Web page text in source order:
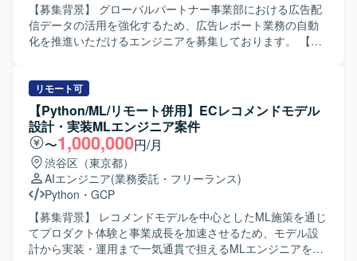
【募集背景】 グローバルパートナー事業部における広告配
信データの活用を強化するため、広告レポート業務の自動
化を推進いただけるエンジニアを募集しております。 【作
す。具体的には、各広告媒体の広告APIを利用した配信デー
タの取得およびWebスクレイピングによるデータ収集、取
得データの整形・集計、DBへの保存、レポートへの反映、
スプレッドシートのレポート枠作成と調整、予算超過アラ
ートなど各種ツールの作成、内部BIツールのダッシュボー
ド作成、外部クライアントへのデータ送信などを行ってい
ただきます。 【求める人物像】 広告配信データの特性を理
解しながら、自動化や効率化の観点で主体的に改善提案が
できる方を求めております。また、関係者とのコミュニケ
ーションを通じて要件を整理し、着実に開発・運用までや
りきる姿勢をお持ちの方が望ましいです。 【ポジションの
リモート可
【Python/ML/リモート併用】ECレコメンドモデル
設計・実装MLエンジニア案件
〜1,000,000円/月
渋谷区（東京都）
AIエンジニア(業務委託・フリーランス)
Python ・ GCP
【募集背景】 レコメンドモデルを中心としたML施策を通じ
てプロダクト体験と事業成長を加速させるため、モデル設
計から実装・運用まで一気通貫で担えるMLエンジニアを募